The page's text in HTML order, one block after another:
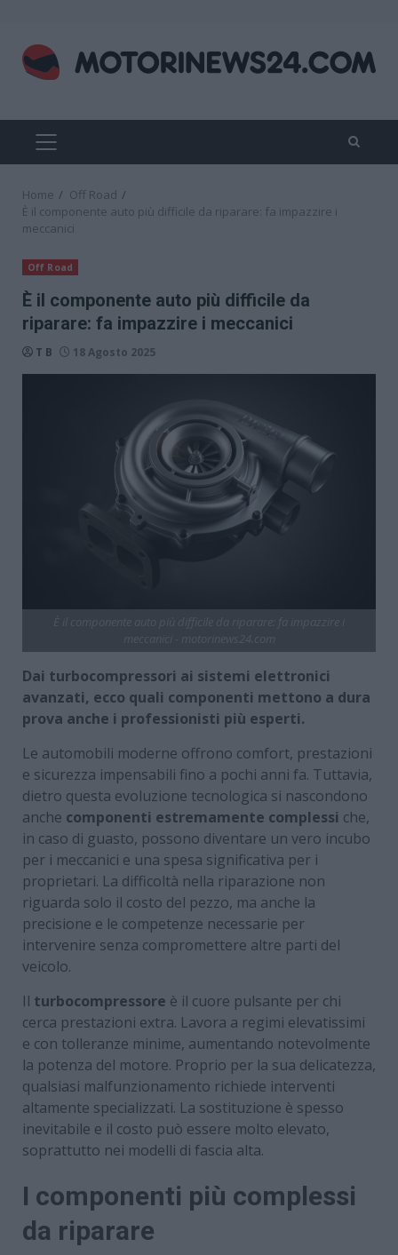
content
PRIMARY
MENU
Home
Off Road
È il componente auto più difficile da riparare: fa impazzire i
meccanici
Off Road
È il componente auto più difficile da
riparare: fa impazzire i meccanici
T B 18 Agosto 2025
Dai turbocompressori ai sistemi elettronici
avanzati, ecco quali componenti mettono a dura
prova anche i professionisti più esperti.
Le automobili moderne offrono comfort, prestazioni
e sicurezza impensabili fino a pochi anni fa. Tuttavia,
dietro questa evoluzione tecnologica si nascondono
anche componenti estremamente complessi che,
in caso di guasto, possono diventare un vero incubo
per i meccanici e una spesa significativa per i
proprietari. La difficoltà nella riparazione non
riguarda solo il costo del pezzo, ma anche la
precisione e le competenze necessarie per
intervenire senza compromettere altre parti del
veicolo.
Il turbocompressore è il cuore pulsante per chi
cerca prestazioni extra. Lavora a regimi elevatissimi
e con tolleranze minime, aumentando notevolmente
la potenza del motore. Proprio per la sua delicatezza,
qualsiasi malfunzionamento richiede interventi
altamente specializzati. La sostituzione è spesso
inevitabile e il costo può essere molto elevato,
soprattutto nei modelli di fascia alta.
I componenti più complessi
da riparare